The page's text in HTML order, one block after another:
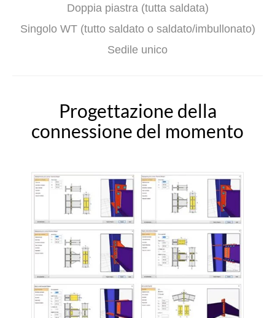
Doppia piastra (tutta saldata)
Singolo WT (tutto saldato o saldato/imbullonato)
Sedile unico
Progettazione della
connessione del momento